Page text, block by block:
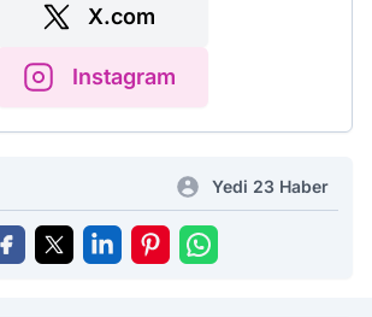
X.com
Instagram
Yedi 23 Haber